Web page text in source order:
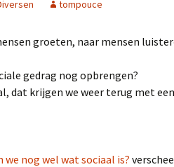
tompouce
groeten, naar mensen
gedrag nog opbrengen?
dat krijgen we weer terug met
we nog wel wat sociaal is?